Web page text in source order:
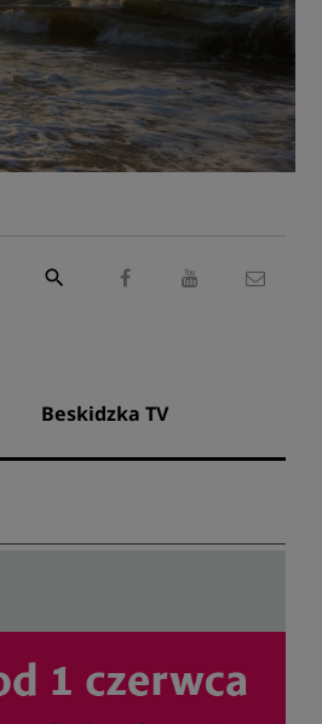
Wyszukaj:
search
Beskidzka TV